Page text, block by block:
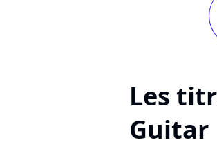
Les
Guitar